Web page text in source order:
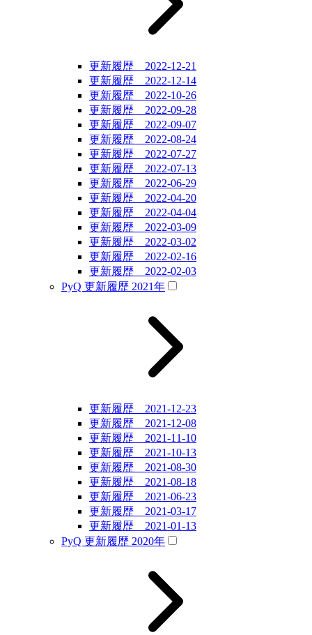
更新履歴 2022-12-21
更新履歴 2022-12-14
更新履歴 2022-10-26
更新履歴 2022-09-28
更新履歴 2022-09-07
更新履歴 2022-08-24
更新履歴 2022-07-27
更新履歴 2022-07-13
更新履歴 2022-06-29
更新履歴 2022-04-20
更新履歴 2022-04-04
更新履歴 2022-03-09
更新履歴 2022-03-02
更新履歴 2022-02-16
更新履歴 2022-02-03
PyQ 更新履歴 2021年
更新履歴 2021-12-23
更新履歴 2021-12-08
更新履歴 2021-11-10
更新履歴 2021-10-13
更新履歴 2021-08-30
更新履歴 2021-08-18
更新履歴 2021-06-23
更新履歴 2021-03-17
更新履歴 2021-01-13
PyQ 更新履歴 2020年